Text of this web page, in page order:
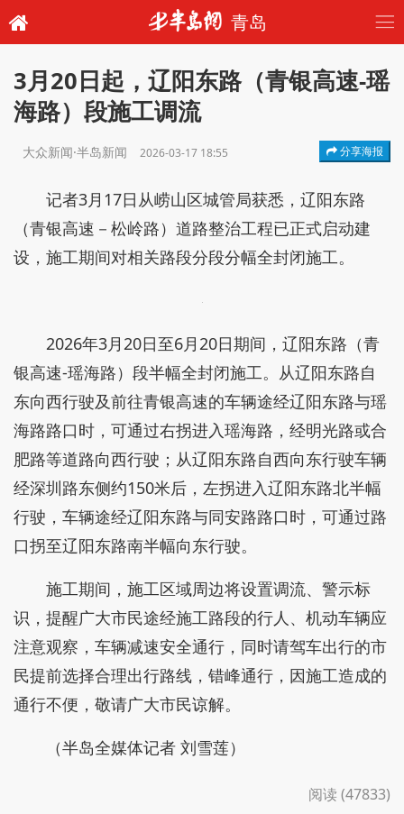
青岛
3月20日起，辽阳东路（青银高速-瑶
海路）段施工调流
大众新闻·半岛新闻 2026-03-17 18:55 分享海报
记者3月17日从崂山区城管局获悉，辽阳东路
（青银高速－松岭路）道路整治工程已正式启动建
设，施工期间对相关路段分段分幅全封闭施工。
2026年3月20日至6月20日期间，辽阳东路（青
银高速-瑶海路）段半幅全封闭施工。从辽阳东路自
东向西行驶及前往青银高速的车辆途经辽阳东路与瑶
海路路口时，可通过右拐进入瑶海路，经明光路或合
肥路等道路向西行驶；从辽阳东路自西向东行驶车辆
经深圳路东侧约150米后，左拐进入辽阳东路北半幅
行驶，车辆途经辽阳东路与同安路路口时，可通过路
口拐至辽阳东路南半幅向东行驶。
施工期间，施工区域周边将设置调流、警示标
识，提醒广大市民途经施工路段的行人、机动车辆应
注意观察，车辆减速安全通行，同时请驾车出行的市
民提前选择合理出行路线，错峰通行，因施工造成的
通行不便，敬请广大市民谅解。
（半岛全媒体记者 刘雪莲）
阅读 (47833)